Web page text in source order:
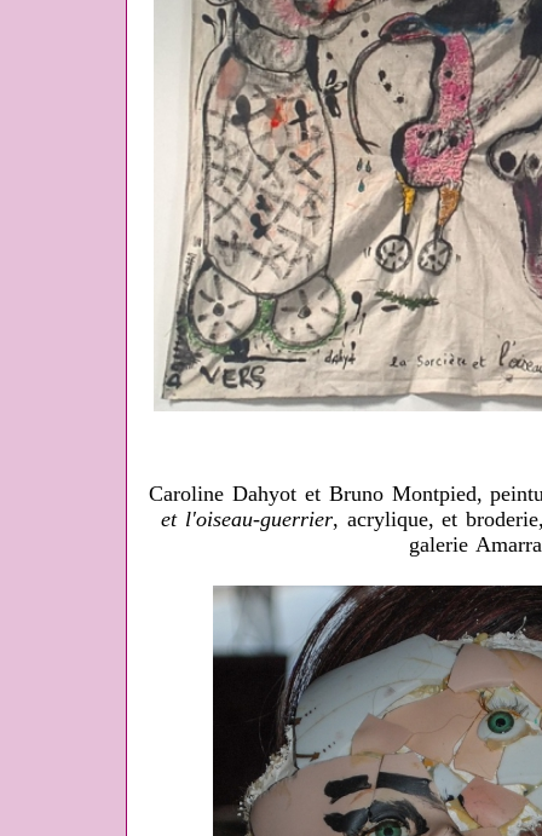
Caroline Dahyot et Bruno Montpied,
et l'oiseau-guerrier, acrylique, et
galerie